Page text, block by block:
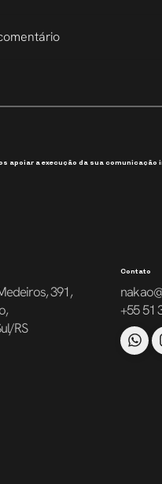
apoiar a execução da sua comunicação
391,
RS
Contato
+55 51